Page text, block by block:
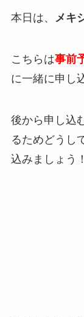
本日は、 メキ
こちらは事前
に一緒に申し
後から申し込
るためどうし
込みましょう！